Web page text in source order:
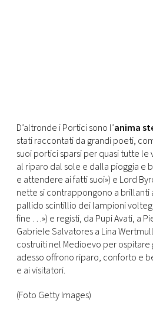
D’altronde i Portici sono l’anima
stati raccontati da grandi poeti,
suoi portici sparsi per quasi tutte
al riparo dal sole e dalla pioggia e
e attendere ai fatti suoi») e Lord
nette si contrappongono a brillanti
pallido scintillio dei lampioni
fine …») e registi, da Pupi Avati, a
Gabriele Salvatores a Lina
costruiti nel Medioevo per ospitare
adesso offrono riparo, conforto e
e ai visitatori.
(Foto Getty Images)